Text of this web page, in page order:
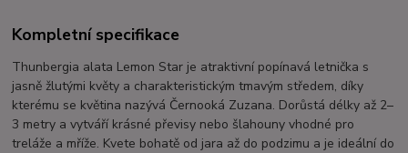
Kompletní specifikace
Thunbergia alata Lemon Star je atraktivní popínavá letnička s
jasně žlutými květy a charakteristickým tmavým středem, díky
kterému se květina nazývá Černooká Zuzana. Dorůstá délky až 2–
3 metry a vytváří krásné převisy nebo šlahouny vhodné pro
treláže a mříže. Kvete bohatě od jara až do podzimu a je ideální do